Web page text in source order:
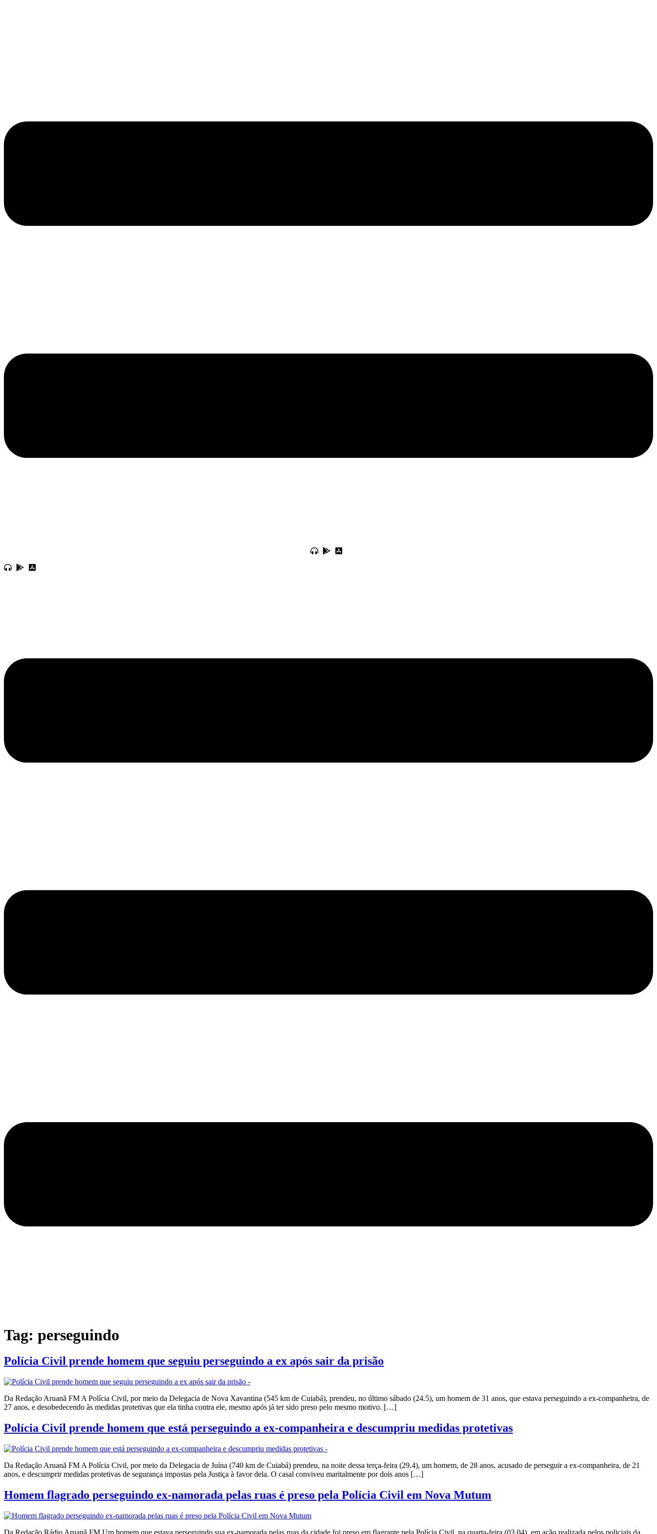
Tag: perseguindo
Polícia Civil prende homem que seguiu perseguindo a ex após sair da prisão
Da Redação Aruanã FM A Polícia Civil, por meio da Delegacia de Nova Xavantina (545 km de Cuiabá), prendeu, no último sábado (24.5), um homem de 31 anos, que estava perseguindo a ex-companheira, de
27 anos, e desobedecendo às medidas protetivas que ela tinha contra ele, mesmo após já ter sido preso pelo mesmo motivo. […]
Polícia Civil prende homem que está perseguindo a ex-companheira e descumpriu medidas protetivas
Da Redação Aruanã FM A Polícia Civil, por meio da Delegacia de Juína (740 km de Cuiabá) prendeu, na noite dessa terça-feira (29.4), um homem, de 28 anos, acusado de perseguir a ex-companheira, de 21
anos, e descumprir medidas protetivas de segurança impostas pela Justiça à favor dela. O casal conviveu maritalmente por dois anos […]
Homem flagrado perseguindo ex-namorada pelas ruas é preso pela Polícia Civil em Nova Mutum
Da Redação Rádio Aruanã FM Um homem que estava perseguindo sua ex-namorada pelas ruas da cidade foi preso em flagrante pela Polícia Civil, na quarta-feira (03.04), em ação realizada pelos policiais da